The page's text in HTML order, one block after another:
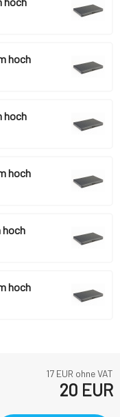
hoch
hoch
hoch
hoch
hoch
17 EUR ohne VAT
20 EUR